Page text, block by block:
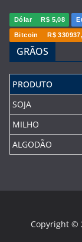
Dólar R$ 5,08
Bitcoin R$
GRÃOS
PRODUTO
SOJA
MILHO
ALGODÃO
Copyright ©